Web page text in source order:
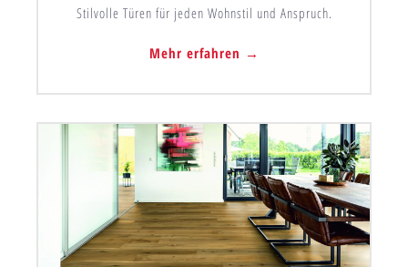
Stilvolle Türen für jeden Wohnstil und Anspruch.
Mehr erfahren →